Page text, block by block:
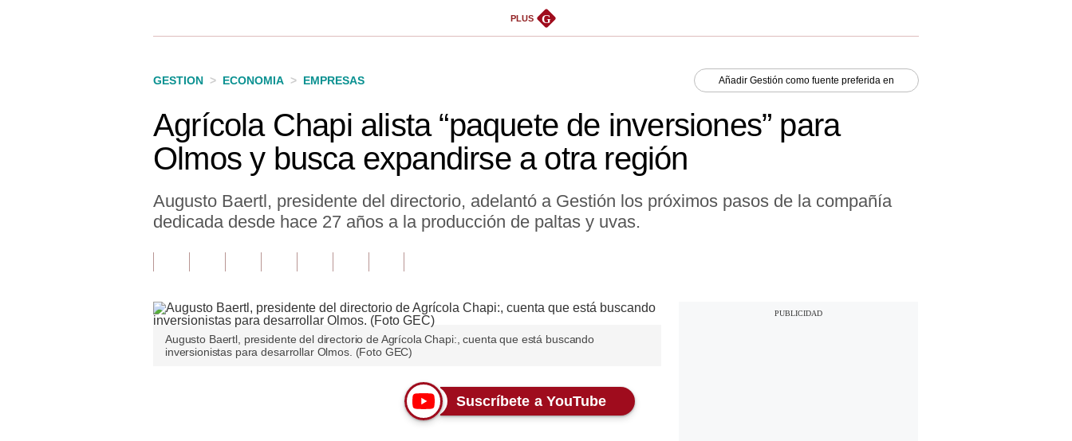
PLUS G
GESTION > ECONOMIA > EMPRESAS Añadir Gestión como fuente preferida en
Agrícola Chapi alista “paquete de inversiones” para
Olmos y busca expandirse a otra región
Augusto Baertl, presidente del directorio, adelantó a Gestión los próximos pasos de la compañía
dedicada desde hace 27 años a la producción de paltas y uvas.
Augusto Baertl, presidente del directorio de Agrícola Chapi:, cuenta que está buscando
inversionistas para desarrollar Olmos. (Foto GEC)
Suscríbete a YouTube